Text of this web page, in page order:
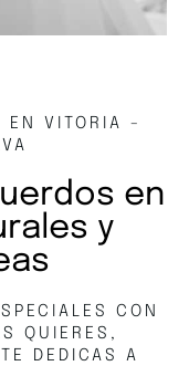
EN VITORIA -
en
y
CON
QUIERES,
DEDICAS A